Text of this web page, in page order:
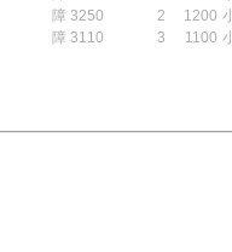
障 3250 2 1200
障 3110 3 1100